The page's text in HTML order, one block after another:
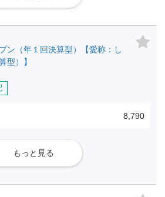
ン（年１回決算型）【愛称：し
型）】
8,790
もっと見る